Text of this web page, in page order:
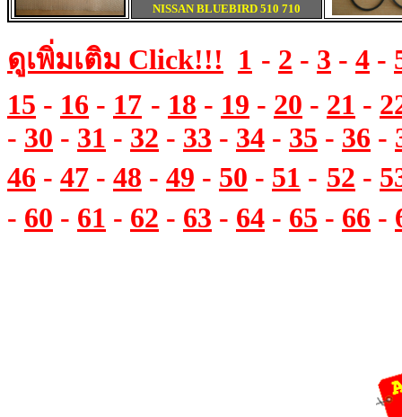
NISSAN BLUEBIRD 510 710
ดูเพิ่มเติม Click!!! 1 - 2 - 3 - 4 -
15 - 16 - 17 - 18 - 19 - 20 - 21 -
- 30 - 31 - 32 - 33 - 34 - 35 - 36 -
46 - 47 - 48 - 49 - 50 - 51 - 52 -
- 60 - 61 - 62 - 63 - 64 - 65 - 66 -